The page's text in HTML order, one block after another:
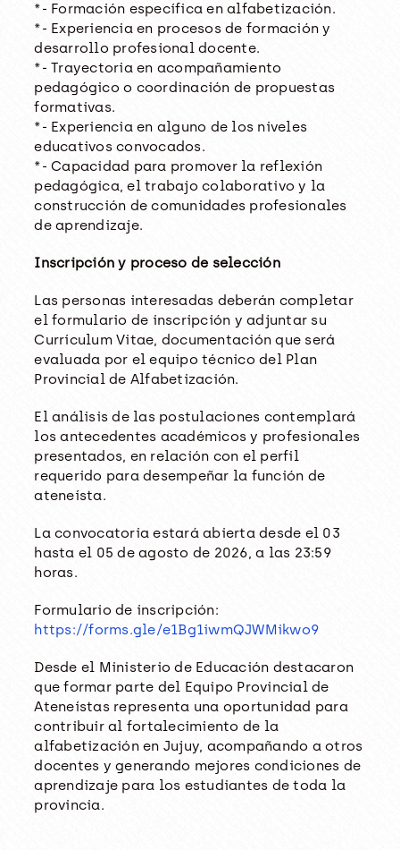
*- Formación específica en alfabetización.
*- Experiencia en procesos de formación y
desarrollo profesional docente.
*- Trayectoria en acompañamiento
pedagógico o coordinación de propuestas
formativas.
*- Experiencia en alguno de los niveles
educativos convocados.
*- Capacidad para promover la reflexión
pedagógica, el trabajo colaborativo y la
construcción de comunidades profesionales
de aprendizaje.
Inscripción y proceso de selección
Las personas interesadas deberán completar
el formulario de inscripción y adjuntar su
Currículum Vitae, documentación que será
evaluada por el equipo técnico del Plan
Provincial de Alfabetización.
El análisis de las postulaciones contemplará
los antecedentes académicos y profesionales
presentados, en relación con el perfil
requerido para desempeñar la función de
ateneísta.
La convocatoria estará abierta desde el 03
hasta el 05 de agosto de 2026, a las 23:59
horas.
Formulario de inscripción:
https://forms.gle/e1Bg1iwmQJWMikwo9
Desde el Ministerio de Educación destacaron
que formar parte del Equipo Provincial de
Ateneístas representa una oportunidad para
contribuir al fortalecimiento de la
alfabetización en Jujuy, acompañando a otros
docentes y generando mejores condiciones de
aprendizaje para los estudiantes de toda la
provincia.